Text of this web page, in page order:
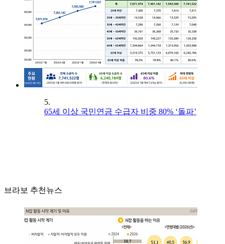
5.
65세 이상 국민연금 수급자 비중 80% ‘돌파’
브라보 추천뉴스